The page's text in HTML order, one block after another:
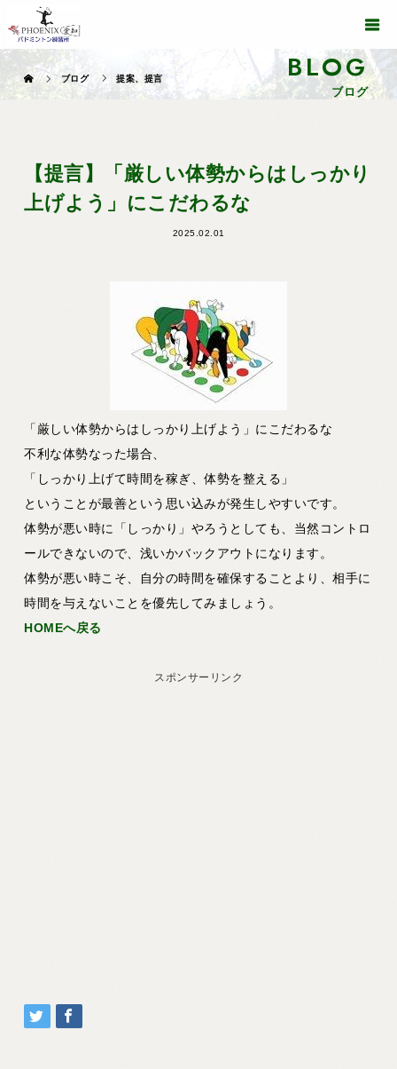
BLOG
ブログ
ブログ 提案、提言
【提言】「厳しい体勢からはしっかり
上げよう」にこだわるな
2025.02.01
「厳しい体勢からはしっかり上げよう」にこだわるな
不利な体勢なった場合、
「しっかり上げて時間を稼ぎ、体勢を整える」
ということが最善という思い込みが発生しやすいです。
体勢が悪い時に「しっかり」やろうとしても、当然コントロ
ールできないので、浅いかバックアウトになります。
体勢が悪い時こそ、自分の時間を確保することより、相手に
時間を与えないことを優先してみましょう。
HOMEへ戻る
スポンサーリンク